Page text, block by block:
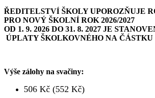
ŘEDITELSTVÍ ŠKOLY UPOROZŇUJE
PRO NOVÝ ŠKOLNÍ ROK 2026/2027
OD 1. 9. 2026 DO 31. 8. 2027 JE
ÚPLATY ŠKOLKOVNÉHO NA ČÁSTKU
Výše zálohy na svačiny:
506 Kč (552 Kč)